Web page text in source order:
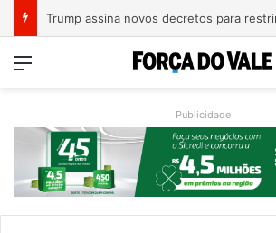
A Balsa Vicentina do Rio Guaporé
Menu
Publicidade